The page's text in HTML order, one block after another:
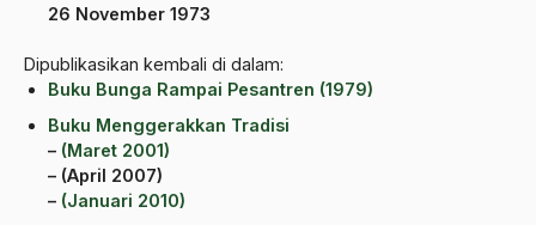
26 November 1973
Dipublikasikan kembali di dalam:
Buku Bunga Rampai Pesantren (1979)
Buku Menggerakkan Tradisi
– (Maret 2001)
– (April 2007)
– (Januari 2010)
Amir
Amir Syakib Arsalan
amrozi
Anak ibrahim